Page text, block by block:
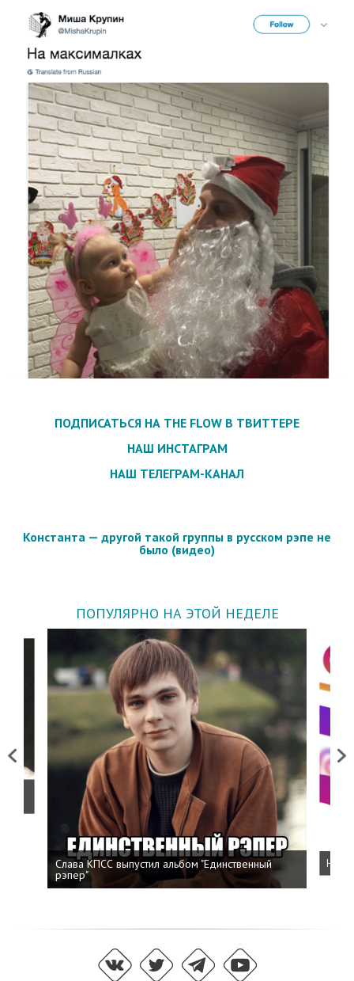
ПОДПИСАТЬСЯ НА THE FLOW В ТВИТТЕРЕ
НАШ ИНСТАГРАМ
НАШ ТЕЛЕГРАМ-КАНАЛ
Константа — другой такой группы в русском рэпе не
было (видео)
ПОПУЛЯРНО НА ЭТОЙ НЕДЕЛЕ
Previous
Слава КПСС выпустил альбом "Единственный
рэпер"
Next